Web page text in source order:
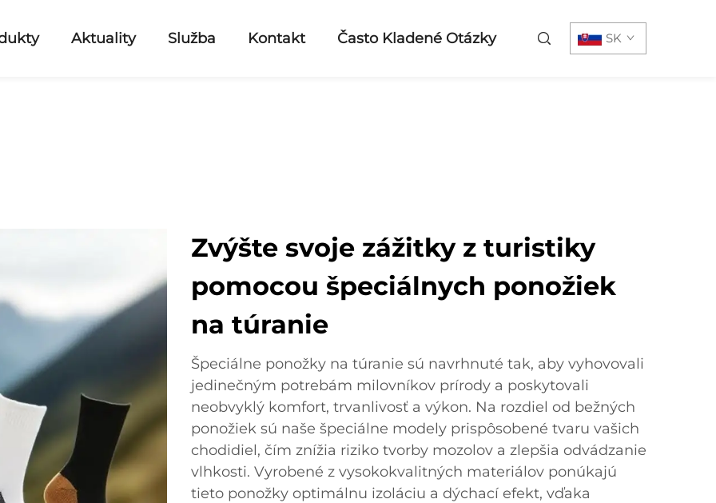
Aktuality Služba Kontakt Často Kladené Otázky SK
Zvýšte svoje zážitky z turistiky
pomocou špeciálnych ponožiek
na túranie
Špeciálne ponožky na túranie sú navrhnuté tak, aby vyhovovali
jedinečným potrebám milovníkov prírody a poskytovali
neobvyklý komfort, trvanlivosť a výkon. Na rozdiel od bežných
ponožiek sú naše špeciálne modely prispôsobené tvaru vašich
chodidiel, čím znížia riziko tvorby mozolov a zlepšia odvádzanie
vlhkosti. Vyrobené z vysokokvalitných materiálov ponúkajú
tieto ponožky optimálnu izoláciu a dýchací efekt, vďaka